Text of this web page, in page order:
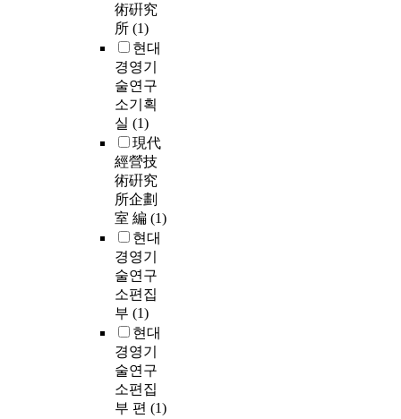
術硏究
所 (1)
현대
경영기
술연구
소기획
실 (1)
現代
經營技
術硏究
所企劃
室 編 (1)
현대
경영기
술연구
소편집
부 (1)
현대
경영기
술연구
소편집
부 편 (1)